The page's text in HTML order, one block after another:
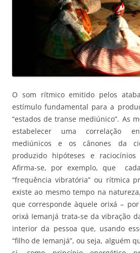
O som rítmico emitido pelos
estímulo fundamental para a
“estados de transe mediúnico”. As
estabelecer uma correlação
mediúnicos e os cânones da
produzido hipóteses e raciocínios
Afirma-se, por exemplo, que
“frequência vibratória” ou rítmica
existe ao mesmo tempo na
que corresponde àquele orixá –
orixá Iemanjá trata-se da vibração
interior da pessoa que, usando
“filho de Iemanjá”, ou seja, alguém